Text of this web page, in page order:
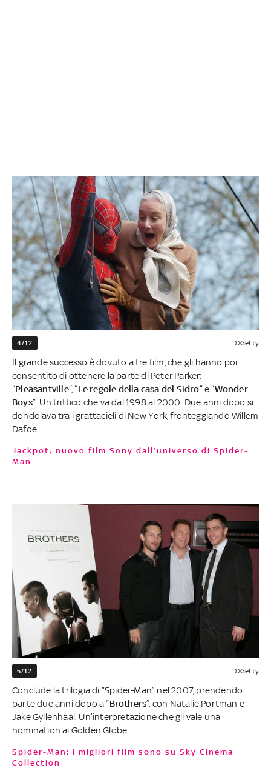
4/12 ©Getty
Il grande successo è dovuto a tre film, che gli hanno poi
consentito di ottenere la parte di Peter Parker:
“Pleasantville”, “Le regole della casa del Sidro” e “Wonder
Boys”. Un trittico che va dal 1998 al 2000. Due anni dopo si
dondolava tra i grattacieli di New York, fronteggiando Willem
Dafoe.
Jackpot, nuovo film Sony dall’universo di Spider-
Man
5/12 ©Getty
Conclude la trilogia di “Spider-Man” nel 2007, prendendo
parte due anni dopo a “Brothers”, con Natalie Portman e
Jake Gyllenhaal. Un’interpretazione che gli vale una
nomination ai Golden Globe.
Spider-Man: i migliori film sono su Sky Cinema
Collection